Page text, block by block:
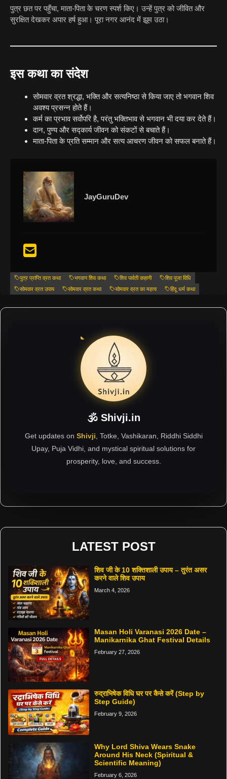
पुत्र छत पर पहुँचा, माता-पिता के चरण स्पर्श किए। उन्हें पुत्र को जीवित और
सुरक्षित देखकर अपार हर्ष हुआ। पूरा नगर आनंद में झूम उठा।
इस कथा का संदेश
सोमवार व्रत श्रद्धा, भक्ति और सत्यनिष्ठा से किया जाए तो भगवान शिव
अवश्य प्रसन्न होते हैं।
कर्म का प्रभाव सर्वोपरि है, परंतु भक्तिभाव से भगवान भी दया कर देते हैं।
दान, पुण्य और सद्कार्य जीवन को संकटों से बचाते हैं।
माता-पिता के प्रति सम्मान और सत्य आचरण जीवन को सफल बनाते हैं।
JayGuruDev
पुत्र प्राप्ति व्रत कथा भगवान शिव कथा शिव पार्वती कहानी
शिव पूजा विधि
सोमवार व्रत उपाय
सोमवार व्रत कथा सोमवार व्रत का महत्व हिंदू धर्म कथा
🕉 Shivji.in
Get updates on Shivji , Totke, Vashikaran, Riddhi Siddhi
Upay, Puja Vidhi, and mystical spiritual solutions for
prosperity, love, and success.
LATEST POST
शिव जी के 10 शक्तिशाली उपाय – तुरंत असर
करने वाले शिव उपाय
March 4, 2026
Masan Holi Varanasi 2026 Date –
Manikarnika Ghat Festival Details
February 27, 2026
रुद्राभिषेक विधि घर पर कैसे करें (Step by
Step Guide)
February 9, 2026
Why Lord Shiva Wears Snake
Around His Neck (Spiritual &
Scientific Meaning)
February 6, 2026